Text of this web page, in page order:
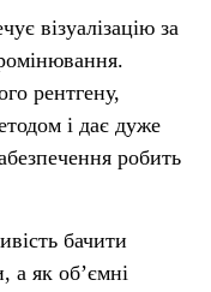
візуалізацію за
рентгену,
і дає дуже
робить
бачити
а як об’ємні